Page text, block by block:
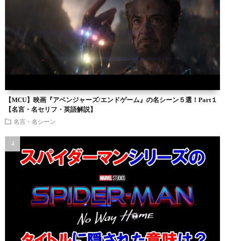
【MCU】映画『アベンジャーズ/エンドゲーム』の名シーン５選！Part１
【名言・名セリフ・英語解説】
名言・名シーン